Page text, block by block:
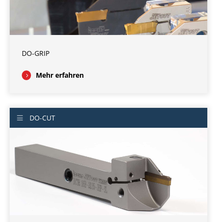
DO-GRIP
Mehr erfahren
DO-CUT